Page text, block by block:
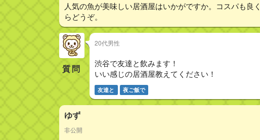
人気の魚が美味しい居酒屋はいかがですか。コスパも良
らどうぞ。
質問
20代男性
渋谷で友達と飲みます！
いい感じの居酒屋教えてください！
友達と 夜ご飯で
ゆず
非公開